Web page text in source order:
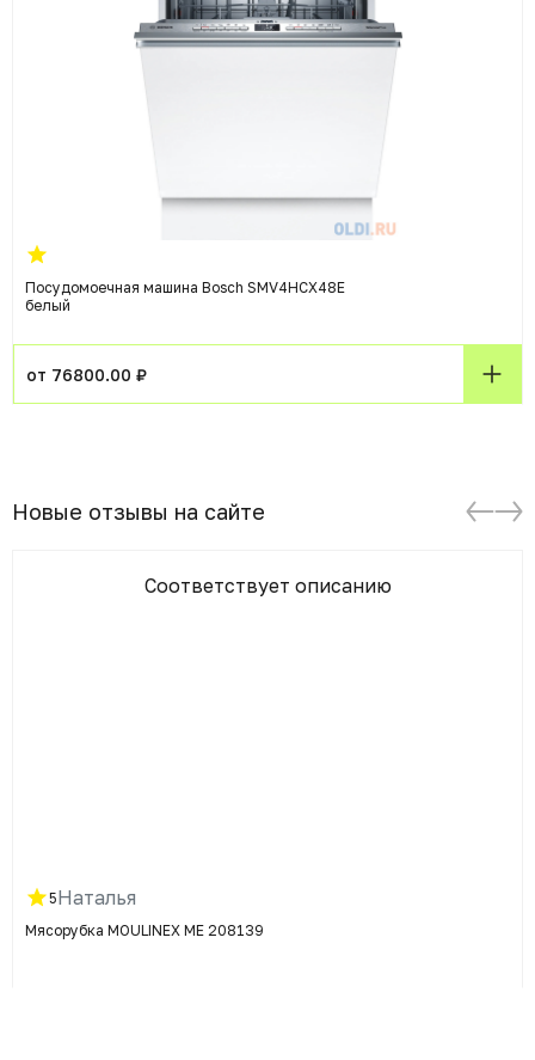
Посудомоечная машина Bosch SMV4HCX48E
белый
от 76800.00 ₽
Новые отзывы на сайте
Соответствует описанию
5Наталья
Мясорубка MOULINEX ME 208139